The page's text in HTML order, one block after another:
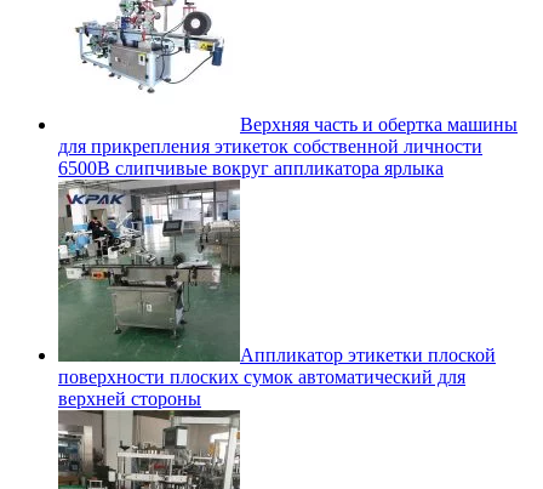
Верхняя часть и обертка машины
для прикрепления этикеток собственной личности
6500В слипчивые вокруг аппликатора ярлыка
Аппликатор этикетки плоской
поверхности плоских сумок автоматический для
верхней стороны